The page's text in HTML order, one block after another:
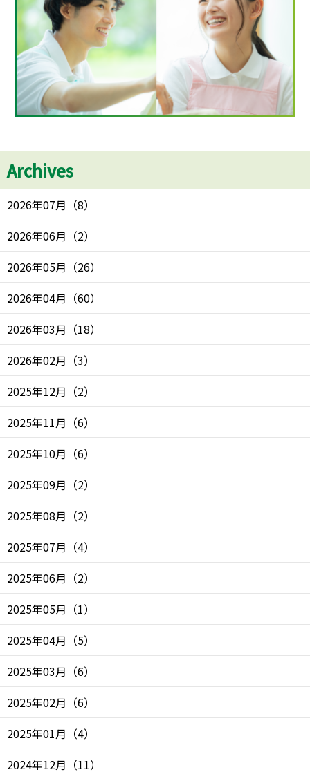
Archives
2026年07月 （8）
2026年06月 （2）
2026年05月 （26）
2026年04月 （60）
2026年03月 （18）
2026年02月 （3）
2025年12月 （2）
2025年11月 （6）
2025年10月 （6）
2025年09月 （2）
2025年08月 （2）
2025年07月 （4）
2025年06月 （2）
2025年05月 （1）
2025年04月 （5）
2025年03月 （6）
2025年02月 （6）
2025年01月 （4）
2024年12月 （11）